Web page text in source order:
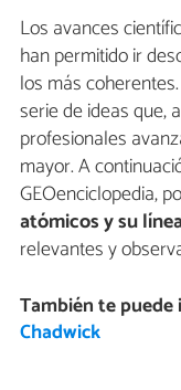
Los avances
han permitido ir
los más
serie de ideas que,
profesionales
mayor. A
GEOenciclopedia,
atómicos y su
relevantes y
También te puede
Chadwick